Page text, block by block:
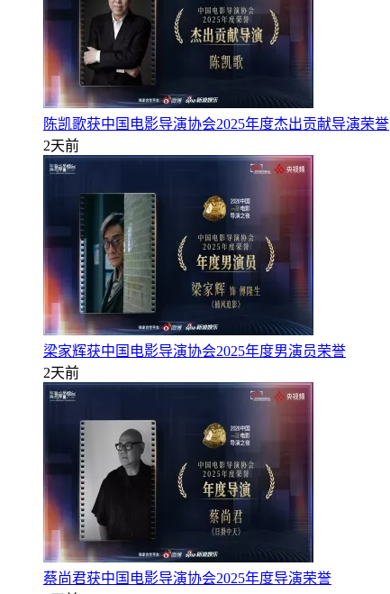
陈凯歌获中国电影导演协会2025年度杰出贡献导演荣誉
2天前
梁家辉获中国电影导演协会2025年度男演员荣誉
2天前
蔡尚君获中国电影导演协会2025年度导演荣誉